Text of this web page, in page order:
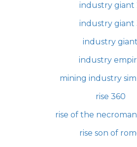
industry giant
industry giant
industry giant
industry
mining industry
rise 360
rise of the
rise son of